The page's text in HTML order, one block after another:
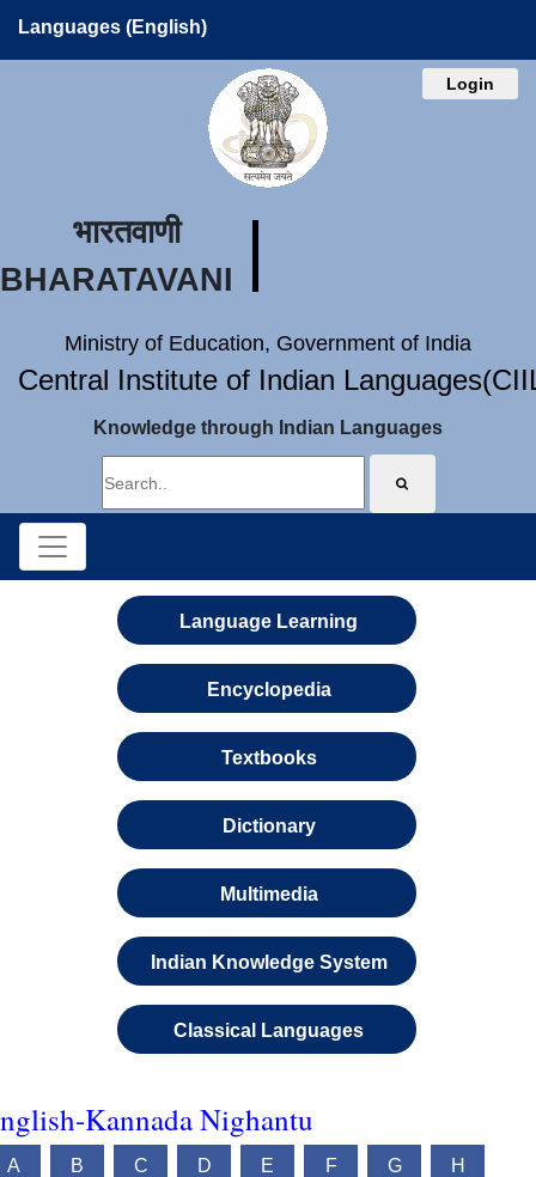
Languages (English)
Login
भारतवाणी
BHARATAVANI
Ministry of Education, Government of India
Central Institute of Indian
Knowledge through Indian Languages
Language Learning
Encyclopedia
Textbooks
Dictionary
Multimedia
Indian Knowledge System
Classical Languages
Kannada Nighantu
A B C D E F G H